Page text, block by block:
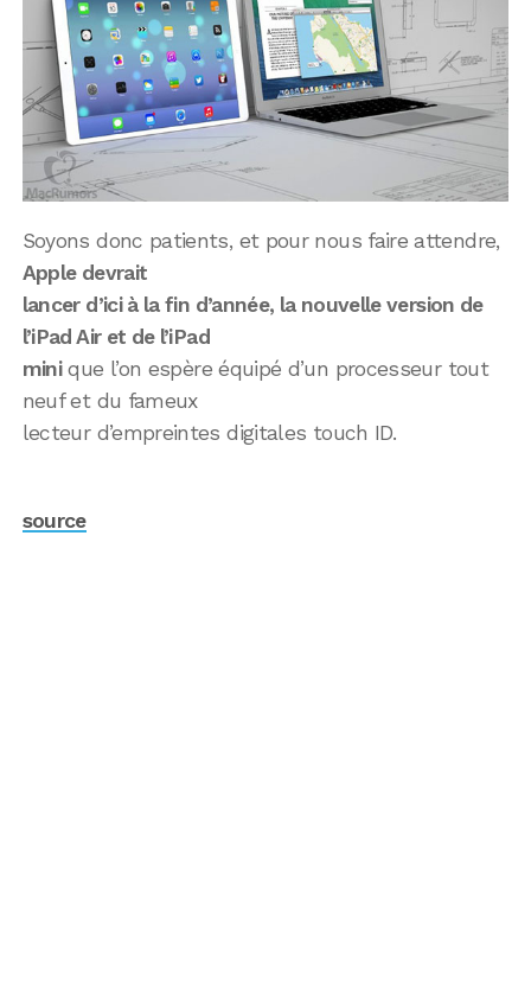
Soyons donc patients, et pour nous faire attendre,
Apple devrait
lancer d’ici à la fin d’année, la nouvelle version de
l’iPad Air et de l’iPad
minique l’on espère équipé d’un processeur tout
neuf et du fameux
lecteur d’empreintes digitales touch ID.
source